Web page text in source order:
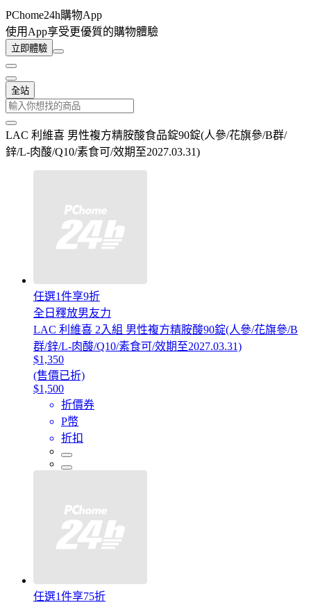
PChome24h購物App
使用App享受更優質的購物體驗
立即體驗
全站
LAC 利維喜 男性複方精胺酸食品錠90錠(人參/花旗參/B群/
鋅/L-肉酸/Q10/素食可/效期至2027.03.31)
任選1件享9折
全日釋放男友力
LAC 利維喜 2入組 男性複方精胺酸90錠(人參/花旗參/B
群/鋅/L-肉酸/Q10/素食可/效期至2027.03.31)
$1,350
(售價已折)
$1,500
折價券
P幣
折扣
任選1件享75折